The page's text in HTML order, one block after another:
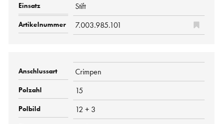
Stift
7.003.985.101
Crimpen
15
12 + 3